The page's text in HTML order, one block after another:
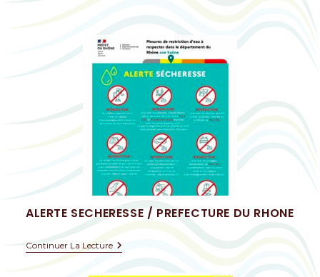
ALERTE SECHERESSE / PREFECTURE DU RHONE
Continuer La Lecture